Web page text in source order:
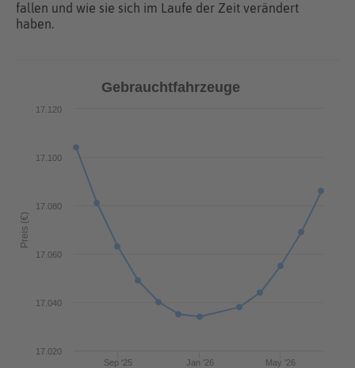
fallen und wie sie sich im Laufe der Zeit verändert
haben.
Preis (€)
Gebrauchtfahrzeuge
Jan '26
Sep '25 May '26
17.020
17.040
17.060
17.080
17.100
17.120